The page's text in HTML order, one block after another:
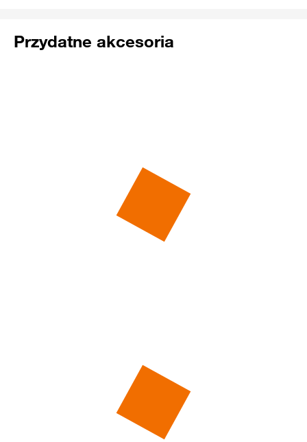
Przydatne akcesoria
Rekomendowane dla Ciebie